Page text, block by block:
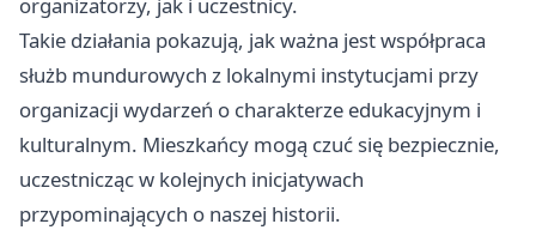
organizatorzy, jak i uczestnicy.
Takie działania pokazują, jak ważna jest współpraca
służb mundurowych z lokalnymi instytucjami przy
organizacji wydarzeń o charakterze edukacyjnym i
kulturalnym. Mieszkańcy mogą czuć się bezpiecznie,
uczestnicząc w kolejnych inicjatywach
przypominających o naszej historii.